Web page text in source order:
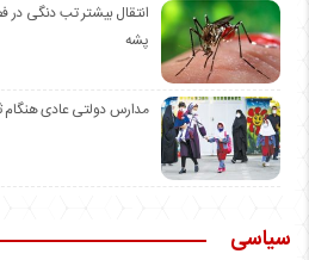
انتقال بیشتر تب دنگی در
پشه
مدارس دولتی عادی هنگام
سیاسی